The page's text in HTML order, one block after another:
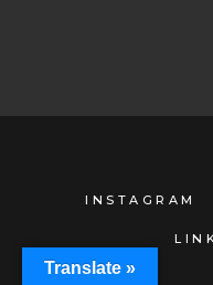
INSTAGRAM
Translate »